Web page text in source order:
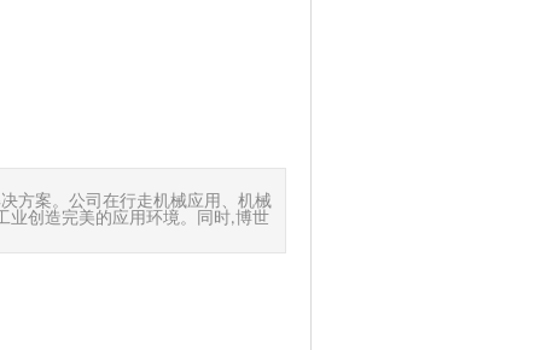
方案。公司在行走机械应用、机械
业创造完美的应用环境。同时,博世